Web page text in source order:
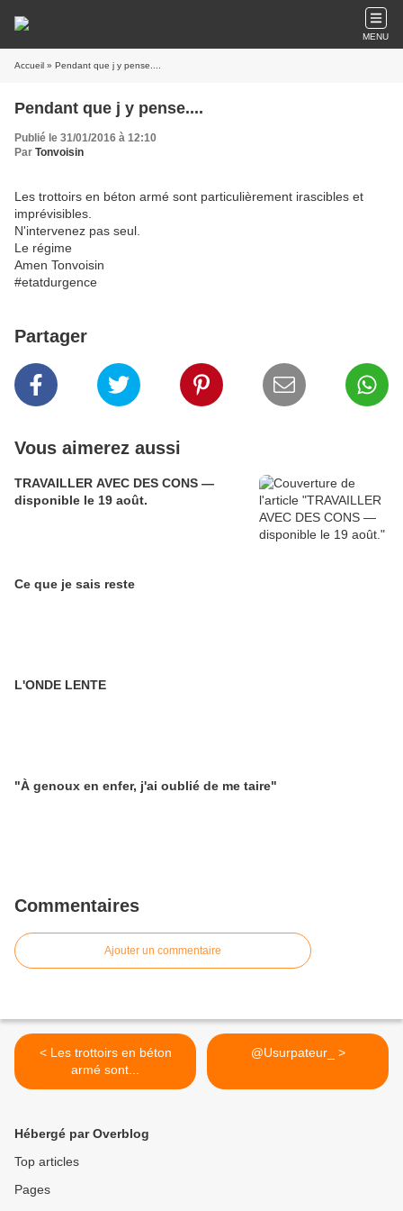
MENU
Accueil » Pendant que j y pense....
Pendant que j y pense....
Publié le 31/01/2016 à 12:10
Par Tonvoisin
Les trottoirs en béton armé sont particulièrement irascibles et
imprévisibles.
N'intervenez pas seul.
Le régime
Amen Tonvoisin
#etatdurgence
Partager
Vous aimerez aussi
TRAVAILLER AVEC DES CONS —
disponible le 19 août.
Ce que je sais reste
L'ONDE LENTE
"À genoux en enfer, j'ai oublié de me taire"
Commentaires
Ajouter un commentaire
< Les trottoirs en béton
armé sont...
@Usurpateur_ >
Hébergé par Overblog
Top articles
Pages